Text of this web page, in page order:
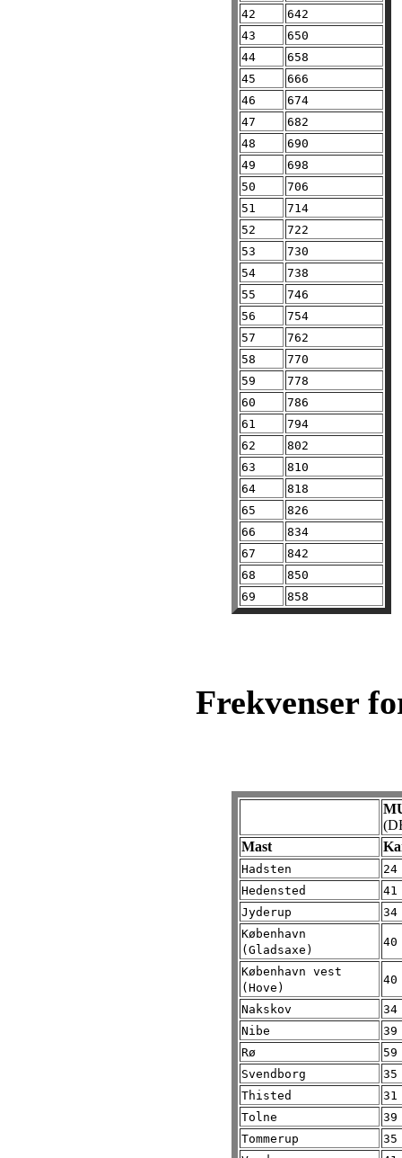
42
642
43
650
44
658
45
666
46
674
47
682
48
690
49
698
50
706
51
714
52
722
53
730
54
738
55
746
56
754
57
762
58
770
59
778
60
786
61
794
62
802
63
810
64
818
65
826
66
834
67
842
68
850
69
858
Frekvenser
Mast
Hadsten
24
Hedensted
41
Jyderup
34
København
(Gladsaxe)
40
København vest
(Hove)
40
Nakskov
34
Nibe
39
Rø
59
Svendborg
35
Thisted
31
Tolne
39
Tommerup
35